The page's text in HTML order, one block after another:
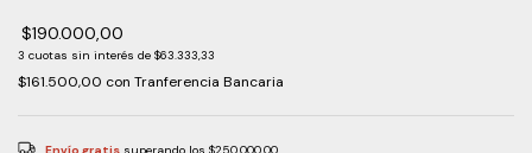
$190.000,00
3 cuotas sin interés de $63.333,33
$161.500,00 con Tranferencia Bancaria
Envío gratis superando los $250.000,00